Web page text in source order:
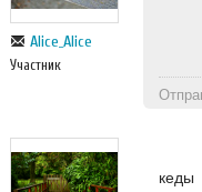
Alice_Alice
Участник
кеды